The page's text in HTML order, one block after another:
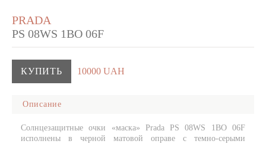
PRADA
PS 08WS 1BO 06F
КУПИТЬ 10000 UAH
Описание
Солнцезащитные очки «маска» Prada PS 08WS 1BO 06F
исполнены в черной матовой оправе с темно-серыми